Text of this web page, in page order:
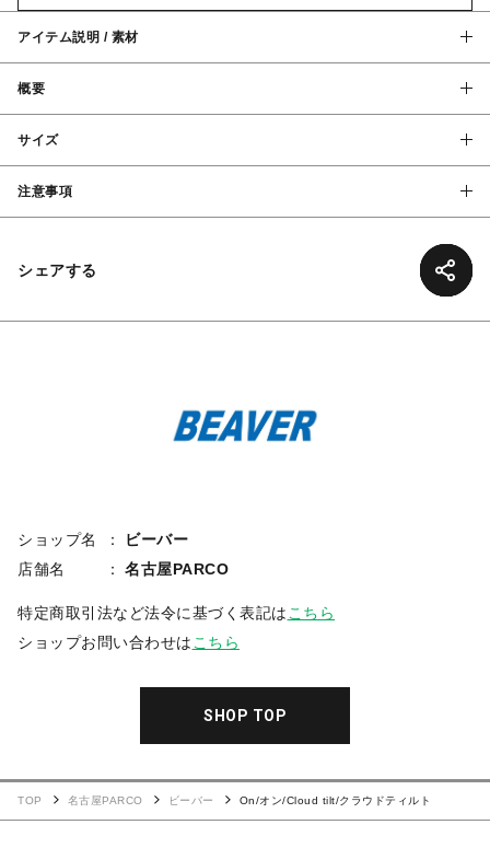
アイテム説明 / 素材
概要
サイズ
注意事項
シェアする
ショップ名
ビーバー
店舗名
名古屋PARCO
特定商取引法など法令に基づく表記はこちら
ショップお問い合わせはこちら
SHOP TOP
TOP 名古屋PARCO ビーバー On/オン/Cloud tilt/クラウドティルト